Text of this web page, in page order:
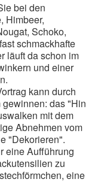
bei den
Himbeer,
Schoko,
schmackhafte
läuft da schon im
und einer
kann durch
das "Hin
mit dem
Abnehmen vom
"Dekorieren".
eine Aufführung
zu
eine